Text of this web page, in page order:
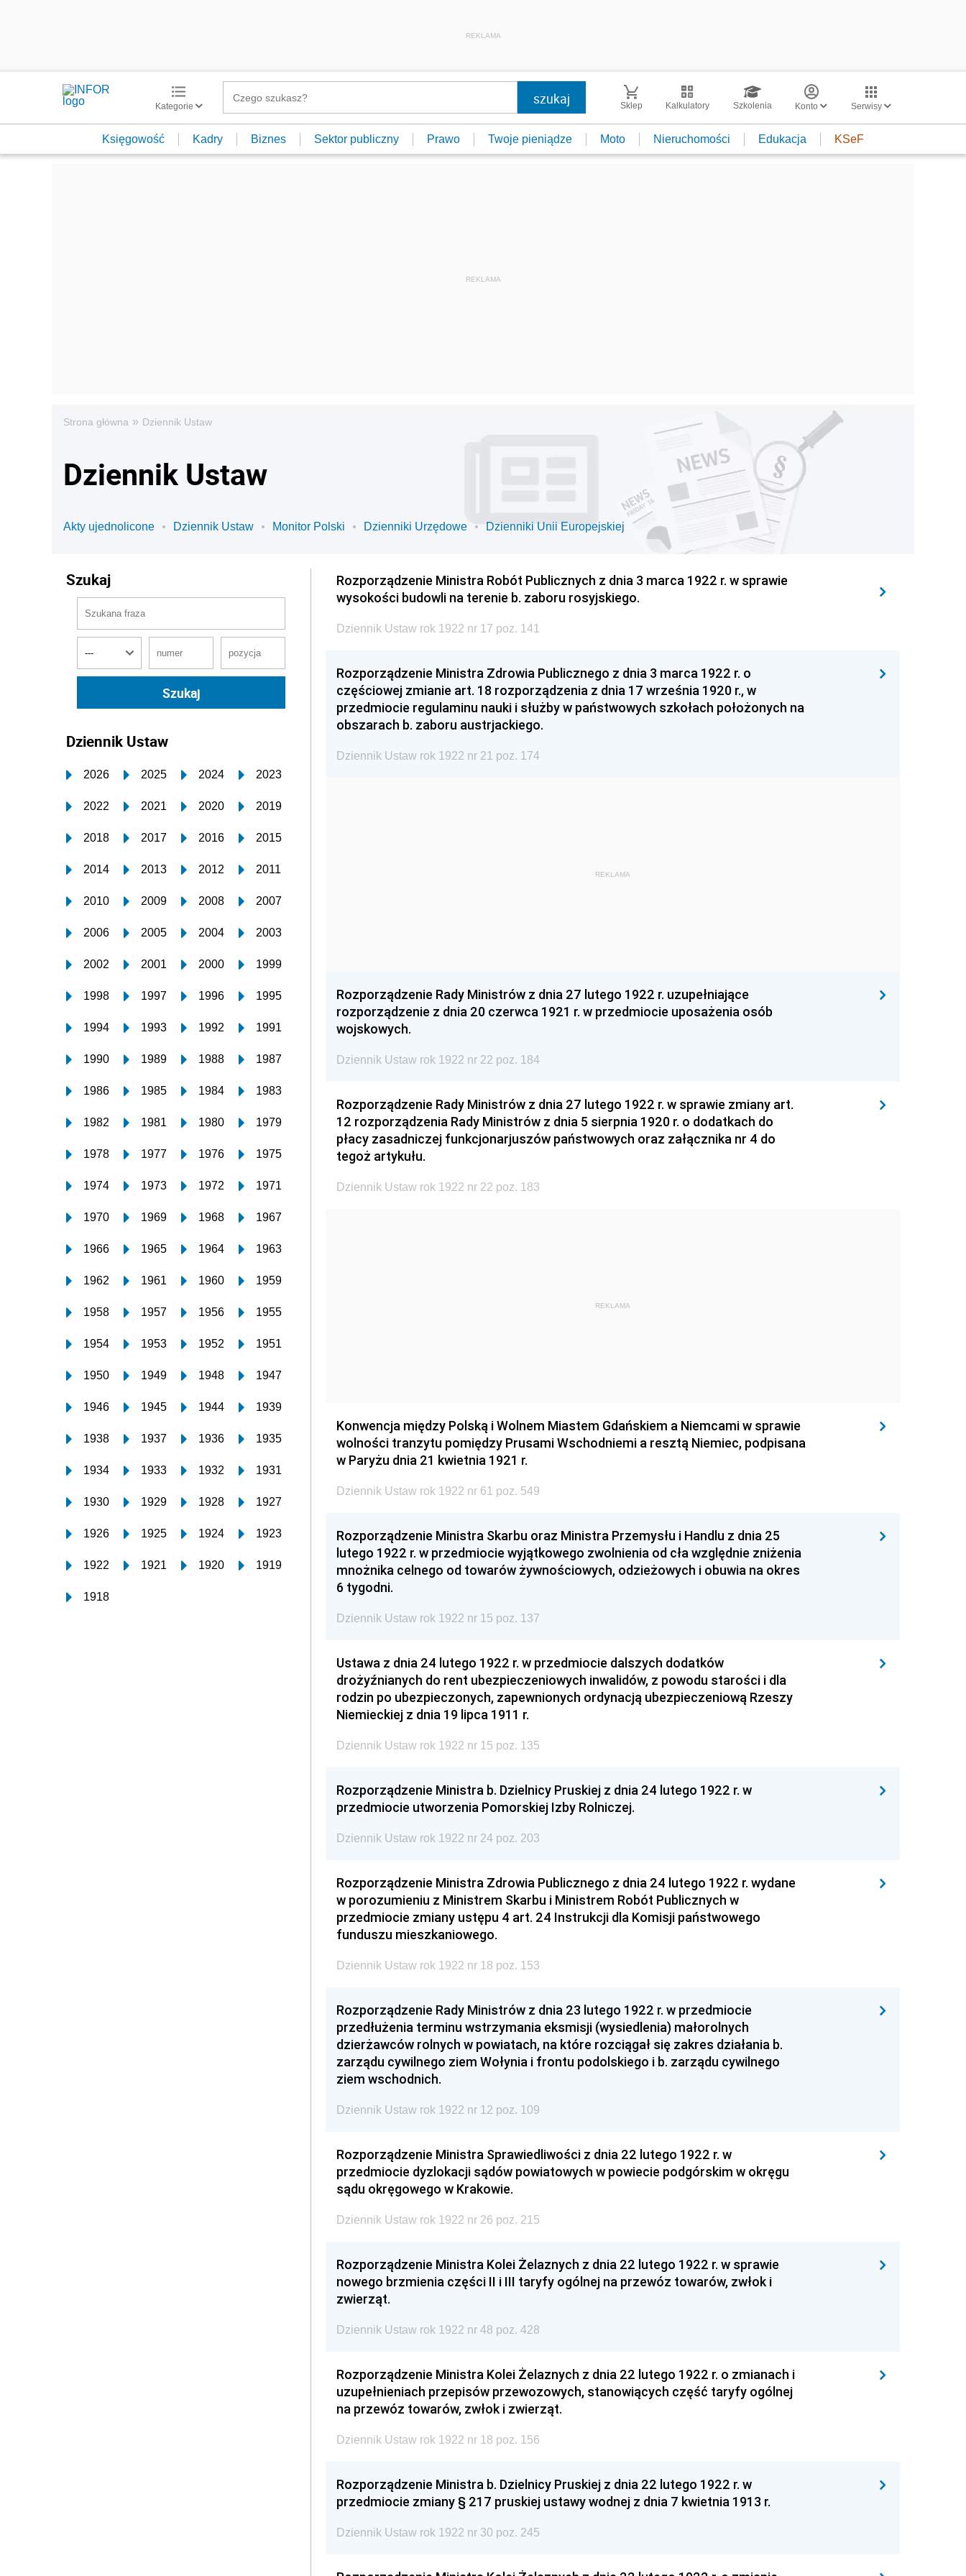
REKLAMA
Kategorie Sklep Kalkulatory Szkolenia Konto Serwisy
Księgowość Kadry Biznes Sektor publiczny Prawo Twoje pieniądze Moto Nieruchomości Edukacja KSeF
Strona główna » Dziennik Ustaw
Dziennik Ustaw
Akty ujednolicone Dziennik Ustaw Monitor Polski Dzienniki Urzędowe Dzienniki Unii Europejskiej
Szukaj
Dziennik Ustaw
2026 2025 2024 2023
2022 2021 2020 2019
2018 2017 2016 2015
2014 2013 2012 2011
2010 2009 2008 2007
2006 2005 2004 2003
2002 2001 2000 1999
1998 1997 1996 1995
1994 1993 1992 1991
1990 1989 1988 1987
1986 1985 1984 1983
1982 1981 1980 1979
1978 1977 1976 1975
1974 1973 1972 1971
1970 1969 1968 1967
1966 1965 1964 1963
1962 1961 1960 1959
1958 1957 1956 1955
1954 1953 1952 1951
1950 1949 1948 1947
1946 1945 1944 1939
1938 1937 1936 1935
1934 1933 1932 1931
1930 1929 1928 1927
1926 1925 1924 1923
1922 1921 1920 1919
1918
Rozporządzenie Ministra Robót Publicznych z dnia 3 marca 1922 r. w sprawie
wysokości budowli na terenie b. zaboru rosyjskiego.
Dziennik Ustaw rok 1922 nr 17 poz. 141
Rozporządzenie Ministra Zdrowia Publicznego z dnia 3 marca 1922 r. o
częściowej zmianie art. 18 rozporządzenia z dnia 17 września 1920 r., w
przedmiocie regulaminu nauki i służby w państwowych szkołach położonych na
obszarach b. zaboru austrjackiego.
Dziennik Ustaw rok 1922 nr 21 poz. 174
REKLAMA
Rozporządzenie Rady Ministrów z dnia 27 lutego 1922 r. uzupełniające
rozporządzenie z dnia 20 czerwca 1921 r. w przedmiocie uposażenia osób
wojskowych.
Dziennik Ustaw rok 1922 nr 22 poz. 184
Rozporządzenie Rady Ministrów z dnia 27 lutego 1922 r. w sprawie zmiany art.
12 rozporządzenia Rady Ministrów z dnia 5 sierpnia 1920 r. o dodatkach do
płacy zasadniczej funkcjonarjuszów państwowych oraz załącznika nr 4 do
tegoż artykułu.
Dziennik Ustaw rok 1922 nr 22 poz. 183
REKLAMA
Konwencja między Polską i Wolnem Miastem Gdańskiem a Niemcami w sprawie
wolności tranzytu pomiędzy Prusami Wschodniemi a resztą Niemiec, podpisana
w Paryżu dnia 21 kwietnia 1921 r.
Dziennik Ustaw rok 1922 nr 61 poz. 549
Rozporządzenie Ministra Skarbu oraz Ministra Przemysłu i Handlu z dnia 25
lutego 1922 r. w przedmiocie wyjątkowego zwolnienia od cła względnie zniżenia
mnożnika celnego od towarów żywnościowych, odzieżowych i obuwia na okres
6 tygodni.
Dziennik Ustaw rok 1922 nr 15 poz. 137
Ustawa z dnia 24 lutego 1922 r. w przedmiocie dalszych dodatków
drożyźnianych do rent ubezpieczeniowych inwalidów, z powodu starości i dla
rodzin po ubezpieczonych, zapewnionych ordynacją ubezpieczeniową Rzeszy
Niemieckiej z dnia 19 lipca 1911 r.
Dziennik Ustaw rok 1922 nr 15 poz. 135
Rozporządzenie Ministra b. Dzielnicy Pruskiej z dnia 24 lutego 1922 r. w
przedmiocie utworzenia Pomorskiej Izby Rolniczej.
Dziennik Ustaw rok 1922 nr 24 poz. 203
Rozporządzenie Ministra Zdrowia Publicznego z dnia 24 lutego 1922 r. wydane
w porozumieniu z Ministrem Skarbu i Ministrem Robót Publicznych w
przedmiocie zmiany ustępu 4 art. 24 Instrukcji dla Komisji państwowego
funduszu mieszkaniowego.
Dziennik Ustaw rok 1922 nr 18 poz. 153
Rozporządzenie Rady Ministrów z dnia 23 lutego 1922 r. w przedmiocie
przedłużenia terminu wstrzymania eksmisji (wysiedlenia) małorolnych
dzierżawców rolnych w powiatach, na które rozciągał się zakres działania b.
zarządu cywilnego ziem Wołynia i frontu podolskiego i b. zarządu cywilnego
ziem wschodnich.
Dziennik Ustaw rok 1922 nr 12 poz. 109
Rozporządzenie Ministra Sprawiedliwości z dnia 22 lutego 1922 r. w
przedmiocie dyzlokacji sądów powiatowych w powiecie podgórskim w okręgu
sądu okręgowego w Krakowie.
Dziennik Ustaw rok 1922 nr 26 poz. 215
Rozporządzenie Ministra Kolei Żelaznych z dnia 22 lutego 1922 r. w sprawie
nowego brzmienia części II i III taryfy ogólnej na przewóz towarów, zwłok i
zwierząt.
Dziennik Ustaw rok 1922 nr 48 poz. 428
Rozporządzenie Ministra Kolei Żelaznych z dnia 22 lutego 1922 r. o zmianach i
uzupełnieniach przepisów przewozowych, stanowiących część taryfy ogólnej
na przewóz towarów, zwłok i zwierząt.
Dziennik Ustaw rok 1922 nr 18 poz. 156
Rozporządzenie Ministra b. Dzielnicy Pruskiej z dnia 22 lutego 1922 r. w
przedmiocie zmiany § 217 pruskiej ustawy wodnej z dnia 7 kwietnia 1913 r.
Dziennik Ustaw rok 1922 nr 30 poz. 245